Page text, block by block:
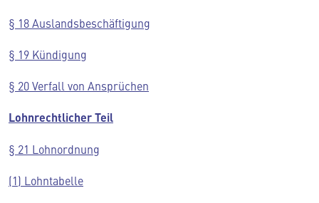
§ 18 Auslandsbeschäftigung
§ 19 Kündigung
§ 20 Verfall von Ansprüchen
Lohnrechtlicher Teil
§ 21 Lohnordnung
(1) Lohntabelle